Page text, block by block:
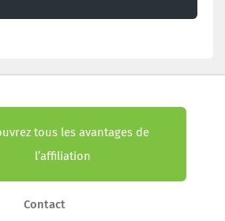
tous les avantages de
l’affiliation
Contact